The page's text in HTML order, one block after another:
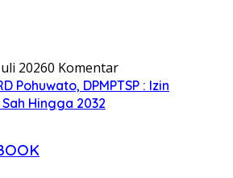
20260 Komentar
Pohuwato, DPMPTSP : Izin
Hingga 2032